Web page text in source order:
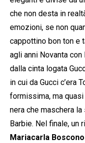
che non desta in
emozioni, se non
cappottino bon ton e
agli anni Novanta
dalla cinta logata
in cui da Gucci c’era
formissima, ma
nera che maschera
Barbie. Nel finale, un
Mariacarla Boscono